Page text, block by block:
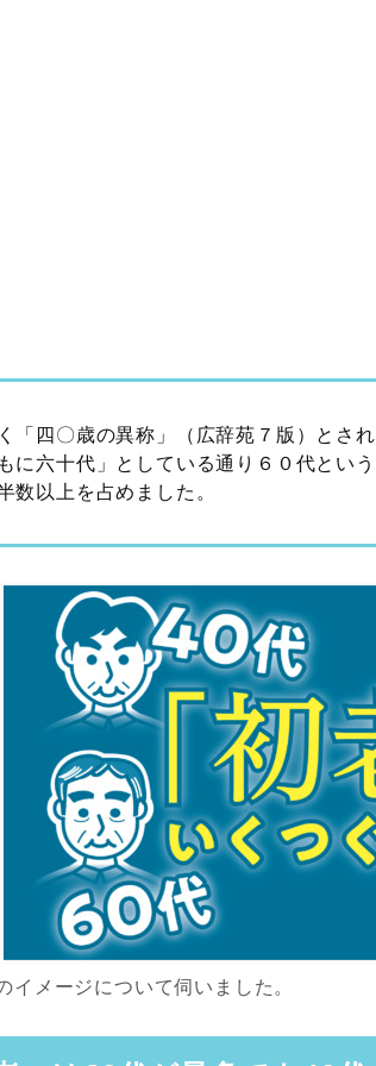
「四〇歳の異称」（広辞苑７版）とさ
もに六十代」としている通り６０代とい
数以上を占めました。
イメージについて伺いました。